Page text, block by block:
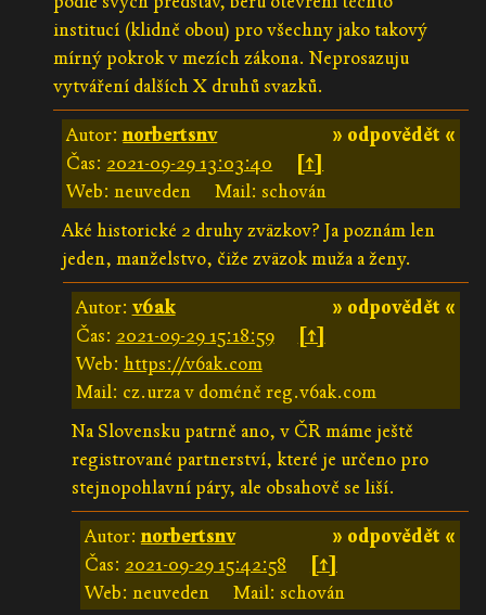
institucí (klidně obou) pro všechny jako takový
mírný pokrok v mezích zákona. Neprosazuju
vytváření dalších X druhů svazků.
» odpovědět «
Autor:norbertsnv
Čas: 2021-09-29 13:03:40
[↑]
Web: neuveden
Mail: schován
Aké historické 2 druhy zväzkov? Ja poznám len
jeden, manželstvo, čiže zväzok muža a ženy.
» odpovědět «
Autor: v6ak
Čas: 2021-09-29 15:18:59
[↑]
Web: https://v6ak.com
Mail: cz.urza v doméně reg.v6ak.com
Na Slovensku patrně ano, v ČR máme ještě
registrované partnerství, které je určeno pro
stejnopohlavní páry, ale obsahově se liší.
» odpovědět «
Autor:norbertsnv
Čas: 2021-09-29 15:42:58
[↑]
Web: neuveden
Mail: schován